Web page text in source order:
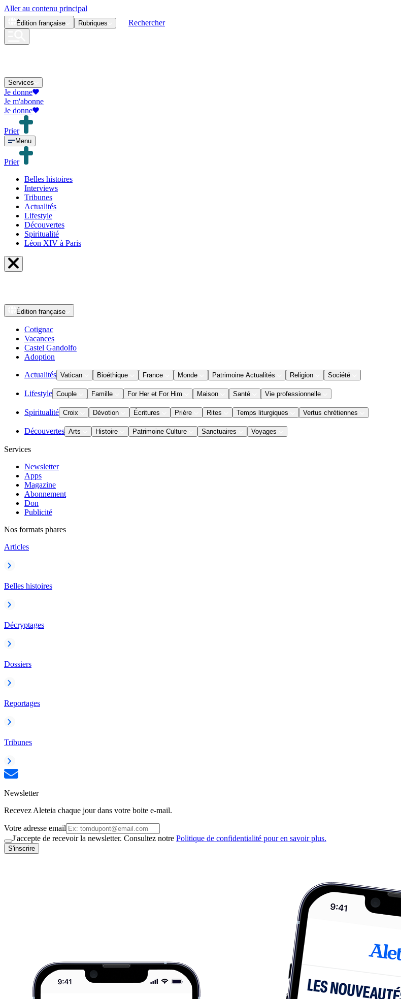
Aller au contenu principal
Édition française Rubriques Rechercher
Services
Je donne
Je m'abonne
Je donne
Prier
Menu
Prier
Belles histoires
Interviews
Tribunes
Actualités
Lifestyle
Découvertes
Spiritualité
Léon XIV à Paris
Édition française
Cotignac
Vacances
Castel Gandolfo
Adoption
Actualités Vatican Bioéthique France Monde Patrimoine Actualités Religion Société
Lifestyle Couple Famille For Her et For Him Maison Santé Vie professionnelle
Spiritualité Croix Dévotion Écritures Prière Rites Temps liturgiques Vertus chrétiennes
Découvertes Arts Histoire Patrimoine Culture Sanctuaires Voyages
Services
Newsletter
Apps
Magazine
Abonnement
Don
Publicité
Nos formats phares
Articles
Belles histoires
Décryptages
Dossiers
Reportages
Tribunes
Newsletter
Recevez Aleteia chaque jour dans votre boite e-mail.
Votre adresse email
J'accepte de recevoir la newsletter. Consultez notre Politique de confidentialité pour en savoir plus.
S'inscrire